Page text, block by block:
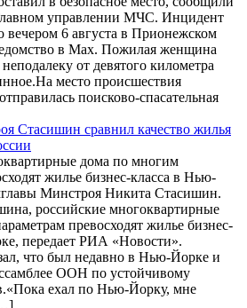
управлении МЧС. Инцидент
вечером 6 августа в Прионежском
в Max. Пожилая женщина
от девятого километра
место происшествия
поисково-спасательная
Стасишин сравнил качество жилья
дома по многим
жилье бизнес-класса в Нью-
Минстроя Никита Стасишин.
российские многоквартирные
превосходят жилье бизнес-
передает РИА «Новости».
что был недавно в Нью-Йорке и
ООН по устойчивому
ехал по Нью-Йорку, мне